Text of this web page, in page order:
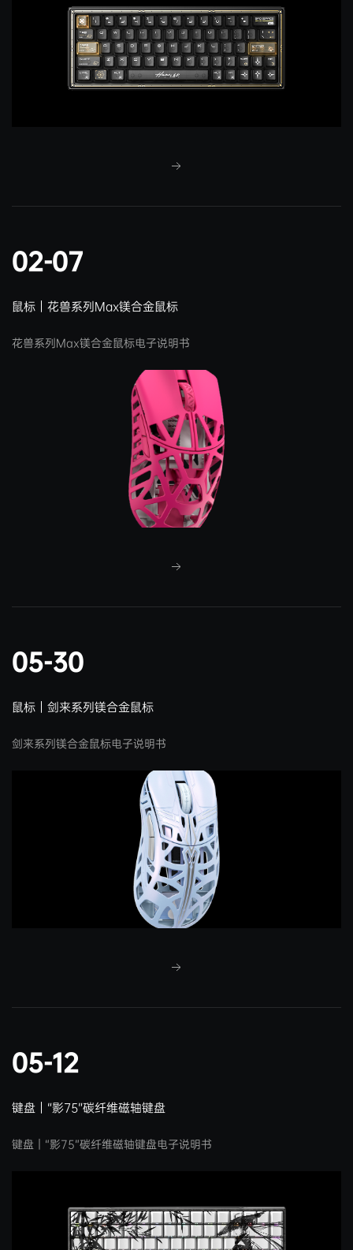
02-07
鼠标｜花兽系列Max镁合金鼠标
花兽系列Max镁合金鼠标电子说明书
05-30
鼠标｜剑来系列镁合金鼠标
剑来系列镁合金鼠标电子说明书
05-12
键盘｜“影75”碳纤维磁轴键盘
键盘｜“影75”碳纤维磁轴键盘电子说明书